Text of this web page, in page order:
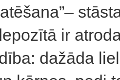
ir
dažāda